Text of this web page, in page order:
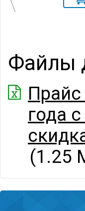
Файлы
года
(1.25